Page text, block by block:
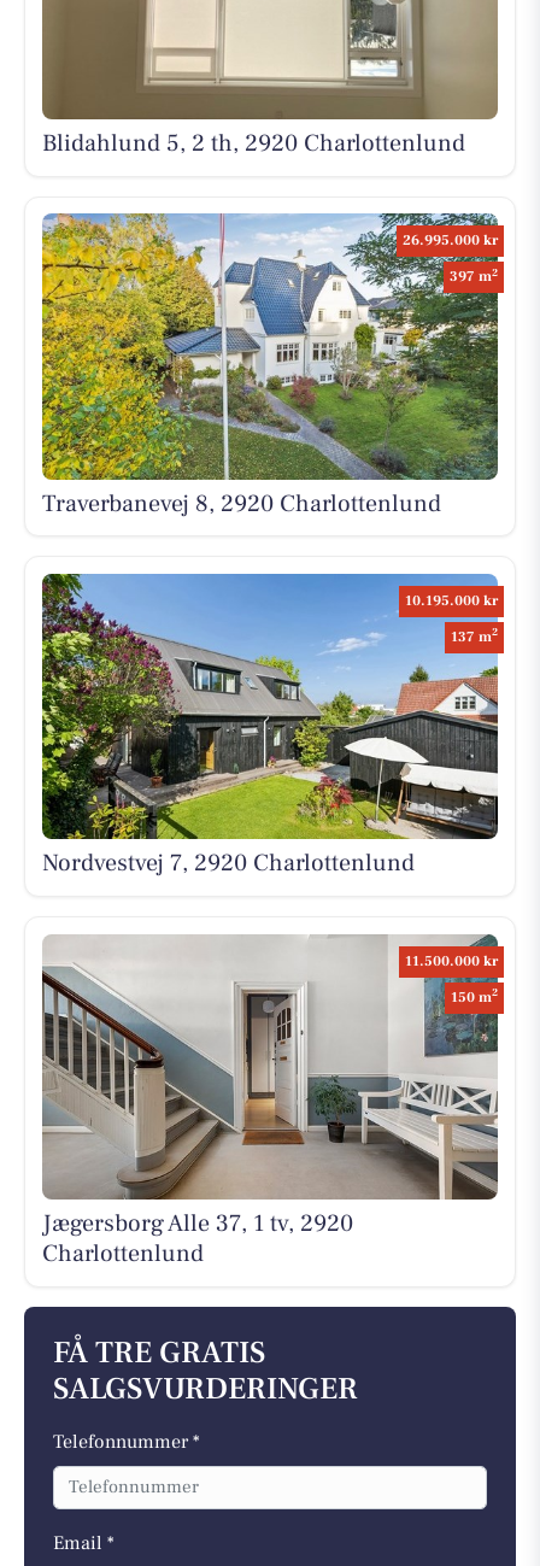
Blidahlund 5, 2 th, 2920 Charlottenlund
26.995.000 kr
397 m2
Traverbanevej 8, 2920 Charlottenlund
10.195.000 kr
137 m2
Nordvestvej 7, 2920 Charlottenlund
11.500.000 kr
150 m2
Jægersborg Alle 37, 1 tv, 2920
Charlottenlund
FÅ TRE GRATIS
SALGSVURDERINGER
Telefonnummer *
Email *